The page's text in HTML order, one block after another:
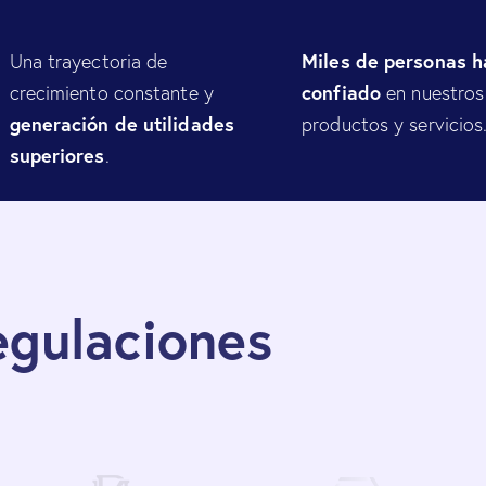
Una trayectoria de
crecimiento constante y
generación de utilidades
superiores.
Miles de personas
confiado en nuestros
productos y